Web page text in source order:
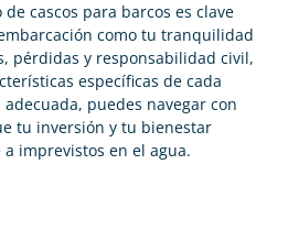
cascos para barcos es clave
como tu tranquilidad
pérdidas y responsabilidad civil,
específicas de cada
puedes navegar con
tu inversión y tu bienestar
imprevistos en el agua.